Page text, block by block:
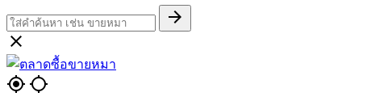


gps_fixed gps_not_fixed